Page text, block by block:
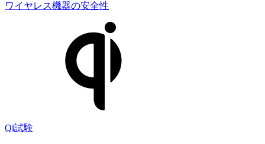
ワイヤレス機器の安全性
Qi試験